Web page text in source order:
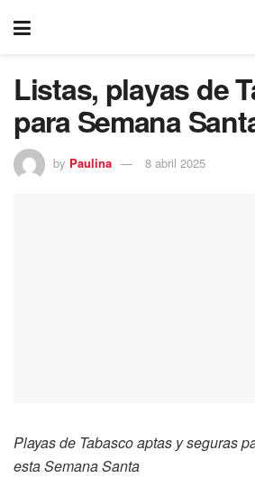
Listas, playas de
para Semana
by Paulina 8 abril 2025
Playas de Tabasco aptas y seguras
esta Semana Santa